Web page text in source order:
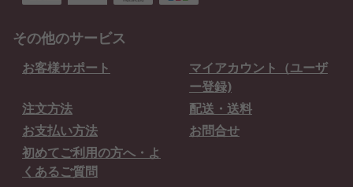
その他のサービス
お客様サポート
マイアカウント（ユーザ
ー登録)
注文方法
配送・送料
お支払い方法
お問合せ
初めてご利用の方へ・よ
くあるご質問